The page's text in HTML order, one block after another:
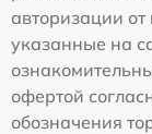
авторизации
указанные на
офертой
обозначения